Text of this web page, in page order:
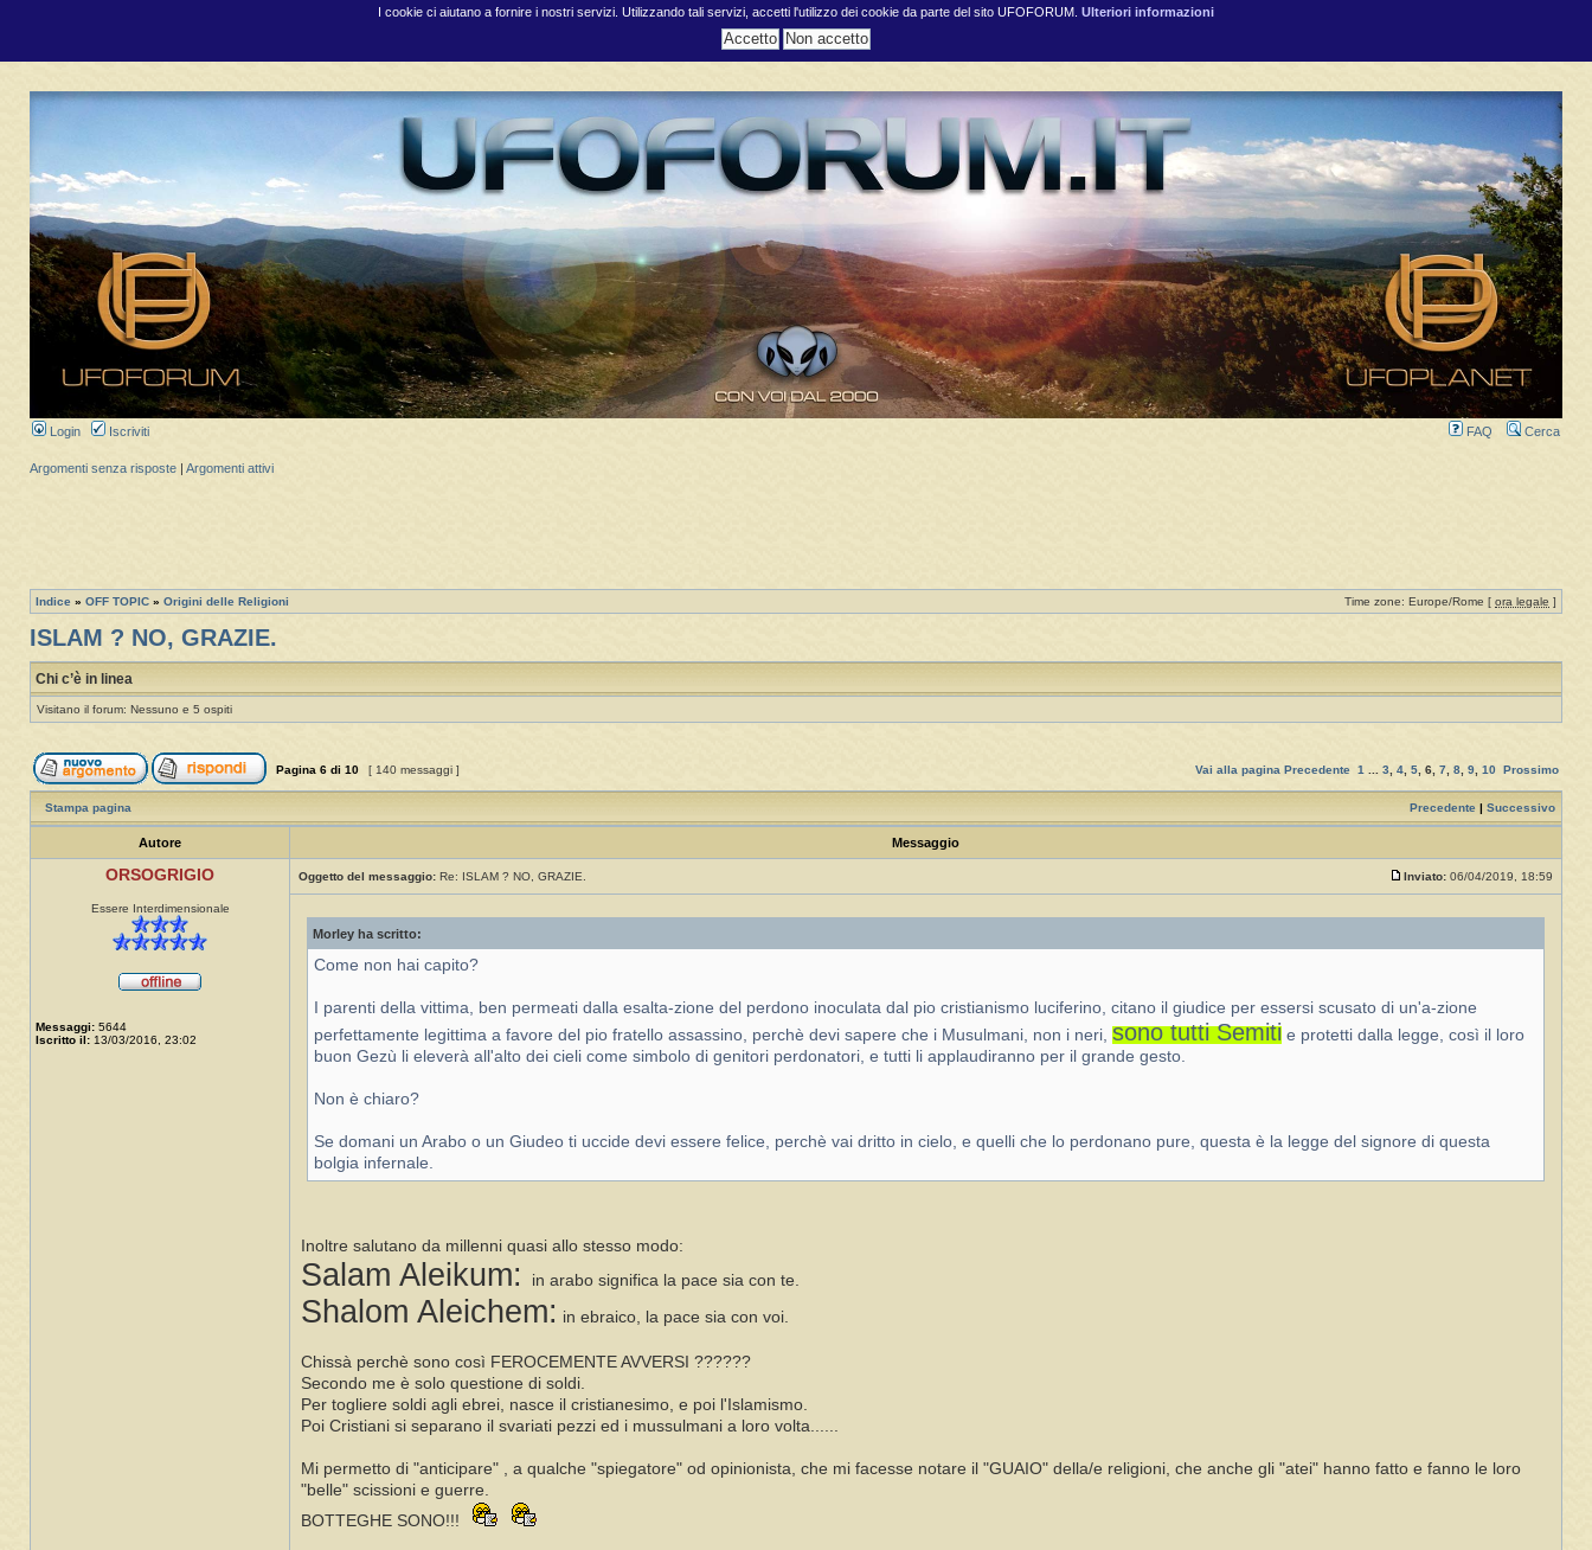
I cookie ci aiutano a fornire i nostri servizi. Utilizzando tali servizi, accetti l'utilizzo dei cookie da parte del sito UFOFORUM. Ulteriori informazioni
Login Iscriviti FAQ Cerca
Argomenti senza risposte Argomenti attivi
Indice » OFF TOPIC » Origini delle Religioni Time zone: Europe/Rome [ ora legale ]
ISLAM ? NO, GRAZIE.
Chi c’è in linea
Visitano il forum: Nessuno e 5 ospiti
Pagina 6 di 10 [ 140 messaggi ] Vai alla pagina Precedente 1 ... 3, 4, 5, 6, 7, 8, 9, 10 Prossimo
Stampa pagina Precedente Successivo
Autore Messaggio
ORSOGRIGIO
Essere Interdimensionale
Messaggi: 5644
Iscritto il: 13/03/2016, 23:02
Oggetto del messaggio: Re: ISLAM ? NO, GRAZIE. Inviato: 06/04/2019, 18:59
Morley ha scritto:
Come non hai capito?
I parenti della vittima, ben permeati dalla esalta-zione del perdono inoculata dal pio cristianismo luciferino, citano il giudice per essersi scusato di un'a-zione
perfettamente legittima a favore del pio fratello assassino, perchè devi sapere che i Musulmani, non i neri, sono tutti Semiti e protetti dalla legge, così il loro
buon Gezù li eleverà all'alto dei cieli come simbolo di genitori perdonatori, e tutti li applaudiranno per il grande gesto.
Non è chiaro?
Se domani un Arabo o un Giudeo ti uccide devi essere felice, perchè vai dritto in cielo, e quelli che lo perdonano pure, questa è la legge del signore di questa
bolgia infernale.
Inoltre salutano da millenni quasi allo stesso modo:
Salam Aleikum: in arabo significa la pace sia con te.
Shalom Aleichem: in ebraico, la pace sia con voi.
Chissà perchè sono così FEROCEMENTE AVVERSI ??????
Secondo me è solo questione di soldi.
Per togliere soldi agli ebrei, nasce il cristianesimo, e poi l'Islamismo.
Poi Cristiani si separano il svariati pezzi ed i mussulmani a loro volta......
Mi permetto di "anticipare" , a qualche "spiegatore" od opinionista, che mi facesse notare il "GUAIO" della/e religioni, che anche gli "atei" hanno fatto e fanno le loro
"belle" scissioni e guerre.
BOTTEGHE SONO!!!